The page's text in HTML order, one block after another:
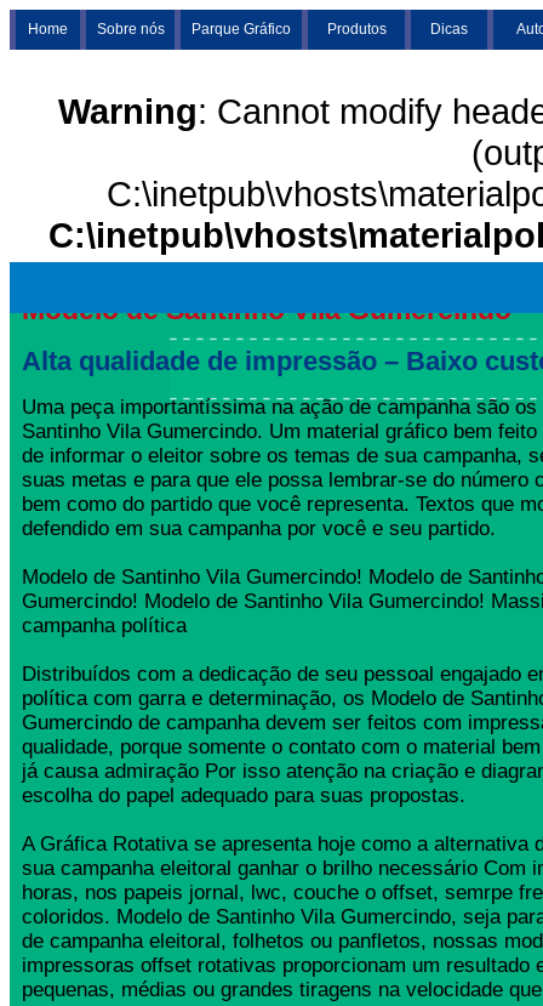
Home Sobre nós Parque Gráfico Produtos Dicas
Warning: Cannot modify
Modelo de Santinho Vila Gumercindo
Alta qualidade de impressão – Baixo
Uma peça importantíssima na ação de campanha são os
Santinho Vila Gumercindo. Um material gráfico bem
de informar o eleitor sobre os temas de sua campanha,
suas metas e para que ele possa lembrar-se do número
bem como do partido que você representa. Textos que
defendido em sua campanha por você e seu partido.
Modelo de Santinho Vila Gumercindo! Modelo de
Gumercindo! Modelo de Santinho Vila Gumercindo!
campanha política
Distribuídos com a dedicação de seu pessoal engajado
política com garra e determinação, os Modelo de
Gumercindo de campanha devem ser feitos com
qualidade, porque somente o contato com o material
já causa admiração Por isso atenção na criação e
escolha do papel adequado para suas propostas.
A Gráfica Rotativa se apresenta hoje como a alternativa
sua campanha eleitoral ganhar o brilho necessário Com
horas, nos papeis jornal, lwc, couche o offset, semrpe
coloridos. Modelo de Santinho Vila Gumercindo, seja
de campanha eleitoral, folhetos ou panfletos, nossas
impressoras offset rotativas proporcionam um resultado
pequenas, médias ou grandes tiragens na velocidade